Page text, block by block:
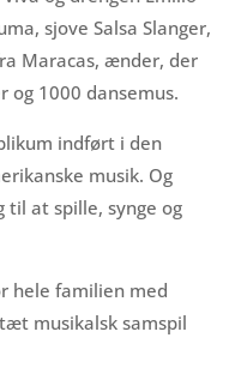
sjove Salsa Slanger,
Maracas, ænder, der
og 1000 dansemus.
indført i den
musik. Og
til at spille, synge og
hele familien med
musikalsk samspil